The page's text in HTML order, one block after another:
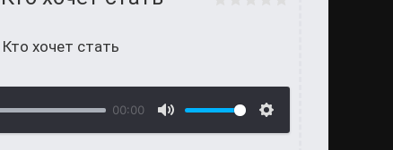
хочет стать
00:00